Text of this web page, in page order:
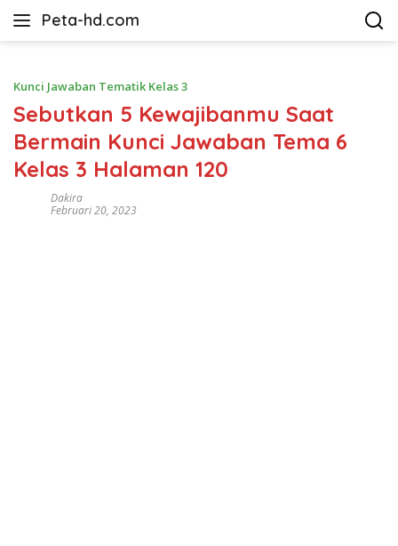
Peta-hd.com
Kumpulan
HD
Kunci Jawaban Tematik Kelas 3
Sebutkan 5 Kewajibanmu Saat
Bermain Kunci Jawaban Tema 6
Kelas 3 Halaman 120
Dakira
Februari 20, 2023